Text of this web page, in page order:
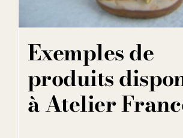
Exemples de
produits
à Atelier